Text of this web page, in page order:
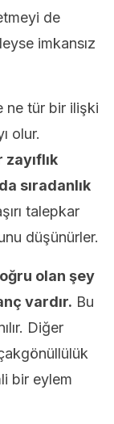
de
imkansız
ne tür bir ilişki
olur.
sıradanlık
talepkar
düşünürler.
olan şey
vardır. Bu
Diğer
bir eylem